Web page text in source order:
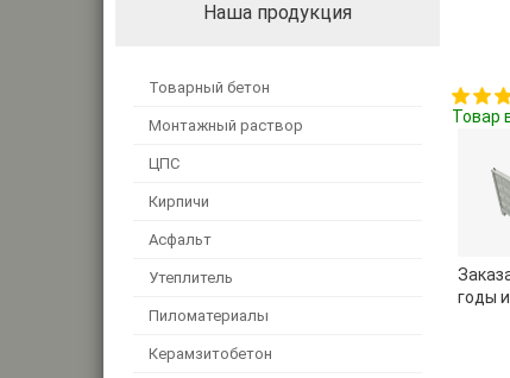
Наша продукция
Товарный бетон
Монтажный раствор
ЦПС
Кирпичи
Асфальт
Утеплитель
Пиломатериалы
Керамзитобетон
Товар
годы